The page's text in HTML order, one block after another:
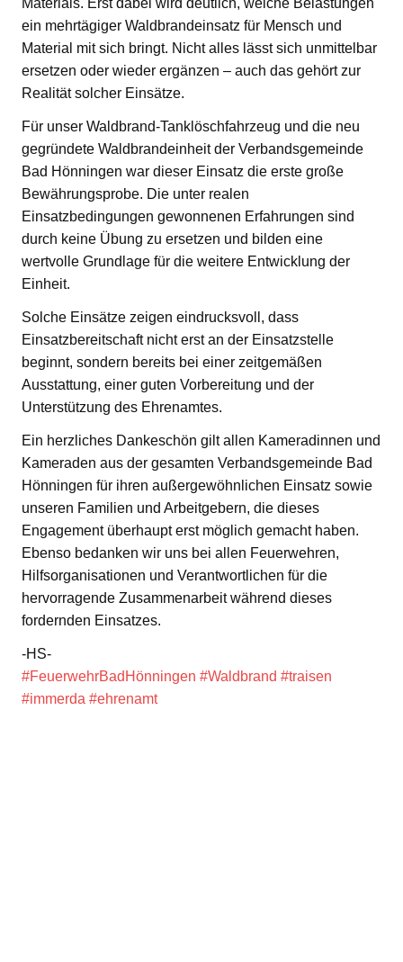
ein mehrtägiger Waldbrandeinsatz für Mensch und
Material mit sich bringt. Nicht alles lässt sich unmittelbar
ersetzen oder wieder ergänzen – auch das gehört zur
Realität solcher Einsätze.
Für unser Waldbrand-Tanklöschfahrzeug und die neu
gegründete Waldbrandeinheit der Verbandsgemeinde
Bad Hönningen war dieser Einsatz die erste große
Bewährungsprobe. Die unter realen
Einsatzbedingungen gewonnenen Erfahrungen sind
durch keine Übung zu ersetzen und bilden eine
wertvolle Grundlage für die weitere Entwicklung der
Einheit.
Solche Einsätze zeigen eindrucksvoll, dass
Einsatzbereitschaft nicht erst an der Einsatzstelle
beginnt, sondern bereits bei einer zeitgemäßen
Ausstattung, einer guten Vorbereitung und der
Unterstützung des Ehrenamtes.
Ein herzliches Dankeschön gilt allen Kameradinnen und
Kameraden aus der gesamten Verbandsgemeinde Bad
Hönningen für ihren außergewöhnlichen Einsatz sowie
unseren Familien und Arbeitgebern, die dieses
Engagement überhaupt erst möglich gemacht haben.
Ebenso bedanken wir uns bei allen Feuerwehren,
Hilfsorganisationen und Verantwortlichen für die
hervorragende Zusammenarbeit während dieses
fordernden Einsatzes.
-HS-
#FeuerwehrBadHönningen #Waldbrand #traisen
#immerda #ehrenamt